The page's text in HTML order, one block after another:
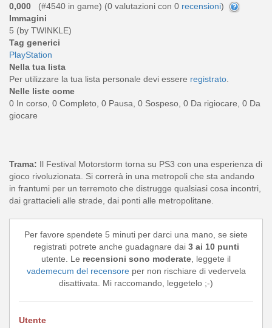
0,000
(#4540 in game) (0 valutazioni con 0 recensioni)
Immagini
5 (by TWINKLE)
Tag generici
PlayStation
Nella tua lista
Per utilizzare la tua lista personale devi essere registrato.
Nelle liste come
0 In corso, 0 Completo, 0 Pausa, 0 Sospeso, 0 Da rigiocare, 0 Da
giocare
Trama: Il Festival Motorstorm torna su PS3 con una esperienza di
gioco rivoluzionata. Si correrà in una metropoli che sta andando
in frantumi per un terremoto che distrugge qualsiasi cosa incontri,
dai grattacieli alle strade, dai ponti alle metropolitane.
Per favore spendete 5 minuti per darci una mano, se siete
registrati potrete anche guadagnare dai 3 ai 10 punti
utente. Le recensioni sono moderate, leggete il
vademecum del recensoreper non rischiare di vedervela
disattivata. Mi raccomando, leggetelo ;-)
Utente